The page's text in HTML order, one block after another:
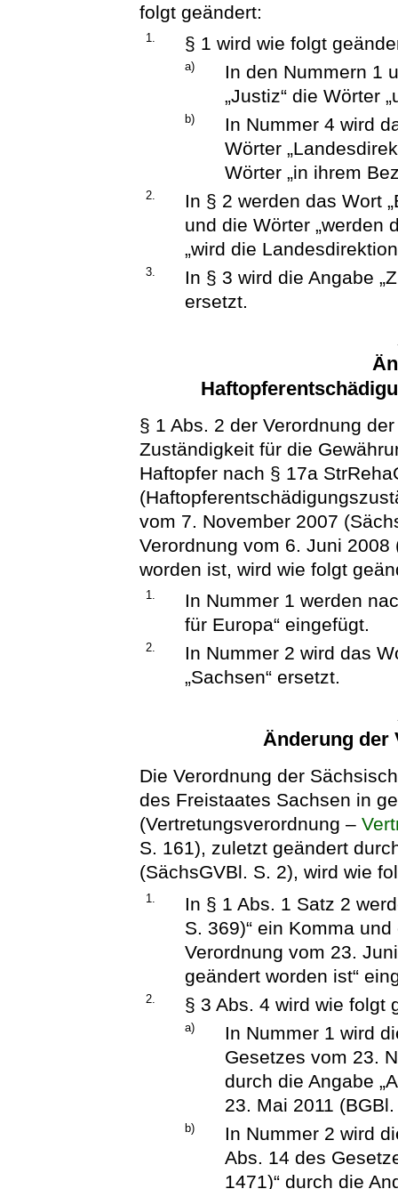
folgt geändert:
1. § 1 wird wie folgt
a)
In den Nummern 1
„Justiz“ die Wörter
b)
In Nummer 4 wird
Wörter
Wörter „in ihrem
2.
In § 2 werden das Wort
und die Wörter „werden
„wird die
3.
In § 3 wird die Angabe
ersetzt.
§ 1 Abs. 2 der Verordnung
Zuständigkeit für die
Haftopfer nach § 17a
vom 7. November 2007
Verordnung vom 6. Juni
worden ist, wird wie folgt
1.
In Nummer 1 werden
für Europa“ eingefügt.
2.
In Nummer 2 wird das
„Sachsen“ ersetzt.
Änderung der
Die Verordnung der
des Freistaates Sachsen in
(Vertretungsverordnung –
S. 161), zuletzt geändert
(SächsGVBl. S. 2), wird wie
1.
In § 1 Abs. 1 Satz 2
S. 369)“ ein Komma
Verordnung vom 23.
geändert worden ist“
2. § 3 Abs. 4 wird wie folgt
a)
In Nummer 1 wird
Gesetzes vom 23.
durch die Angabe
23. Mai 2011
b)
In Nummer 2 wird
Abs. 14 des
1471)“ durch die